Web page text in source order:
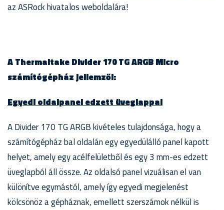
az ASRock hivatalos weboldalára!
A Thermaltake Divider 170 TG ARGB Micro
számítógépház jellemzői:
Egyedi oldalpanel edzett üveglappal
A Divider 170 TG ARGB kivételes tulajdonsága, hogy a
számítógépház bal oldalán egy egyedülálló panel kapott
helyet, amely egy acélfelületből és egy 3 mm-es edzett
üveglapból áll össze. Az oldalsó panel vizuálisan el van
különítve egymástól, amely így egyedi megjelenést
kölcsönöz a gépháznak, emellett szerszámok nélkül is